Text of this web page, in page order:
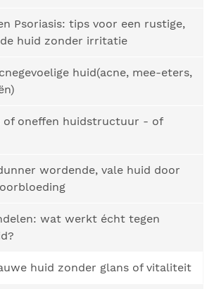
Psoriasis: tips voor een rustige,
huid zonder irritatie
huid(acne, mee-eters,
of oneffen huidstructuur - of
wordende, vale huid door
wat werkt écht tegen
huid zonder glans of vitaliteit